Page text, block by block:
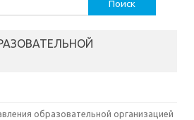
образовательной организацией